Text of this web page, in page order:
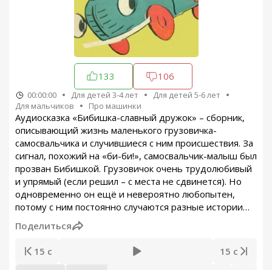
133 106
00:00:00 Для детей 3-4 лет
Для детей 5-6 лет
Для мальчиков
Про машинки
Аудиосказка «Бибишка-славный дружок» – сборник,
описывающий жизнь маленького грузовичка-
самосвальчика и случившиеся с ним происшествия. За
сигнал, похожий на «би-би!», самосвальчик-малыш был
прозван Бибишкой. Грузовичок очень трудолюбивый
и упрямый (если решил – с места не сдвинется). Но
одновременно он ещё и невероятно любопытен,
потому с ним постоянно случаются разные истории…
Поделиться
15 с 15 с